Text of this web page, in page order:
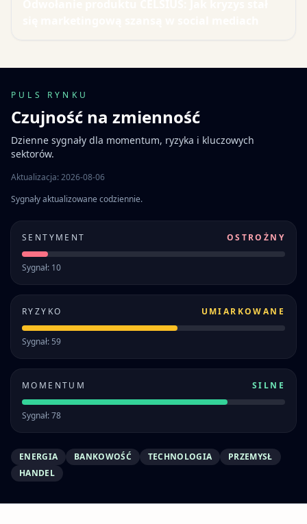
PULS RYNKU
Czujność na zmienność
Dzienne sygnały dla momentum, ryzyka i kluczowych
sektorów.
Aktualizacja: 2026-08-06
Sygnały aktualizowane codziennie.
SENTYMENT OSTROŻNY
Sygnał: 10
RYZYKO UMIARKOWANE
Sygnał: 59
MOMENTUM SILNE
Sygnał: 78
ENERGIA BANKOWOŚĆ TECHNOLOGIA
PRZEMYSŁ
HANDEL